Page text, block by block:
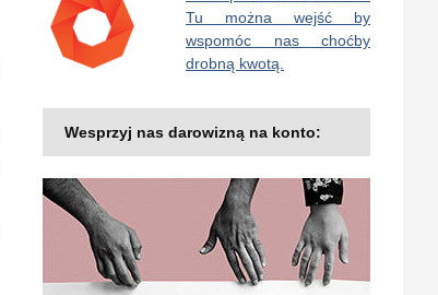
Tu można wejść by
wspomóc nas choćby
drobną kwotą.
Wesprzyj nas darowizną na konto: